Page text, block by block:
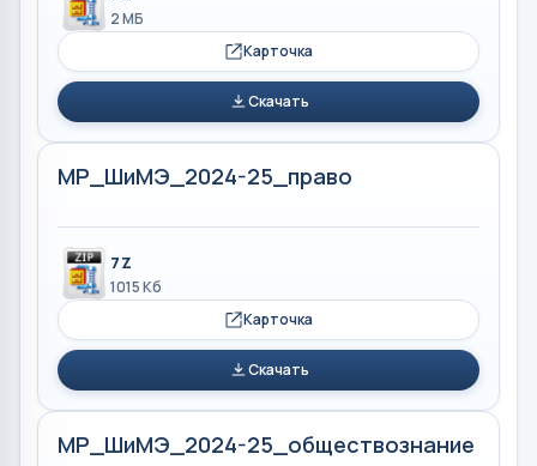
2 МБ
Карточка
Скачать
МР_ШиМЭ_2024-25_право
7Z
1015 Кб
Карточка
Скачать
МР_ШиМЭ_2024-25_обществознание